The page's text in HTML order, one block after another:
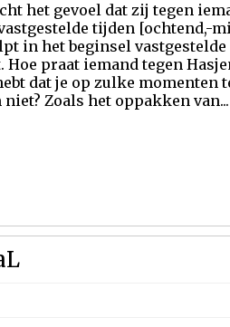
het gevoel dat zij tegen
tijden [ochtend,-
in het beginsel vastgestelde
praat iemand tegen
dat je op zulke momenten
Zoals het oppakken van...